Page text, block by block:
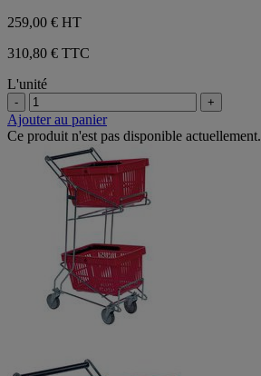
259,00 € HT
310,80 € TTC
L'unité
- +
Ajouter au panier
Ce produit n'est pas disponible actuellement.